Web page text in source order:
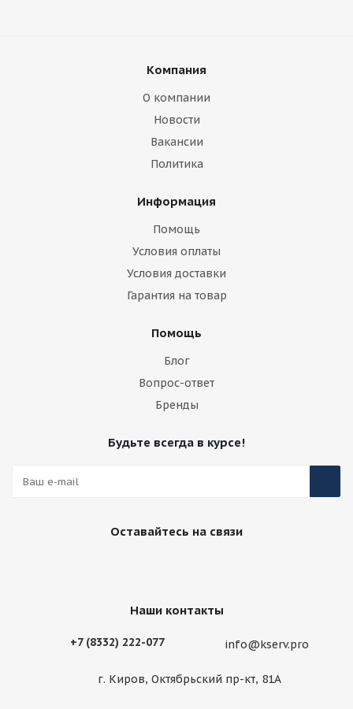
Компания
О компании
Новости
Вакансии
Политика
Информация
Помощь
Условия оплаты
Условия доставки
Гарантия на товар
Помощь
Блог
Вопрос-ответ
Бренды
Будьте всегда в курсе!
Оставайтесь на связи
Наши контакты
+7 (8332) 222-077 info@kserv.pro
г. Киров, Октябрьский пр-кт, 81А